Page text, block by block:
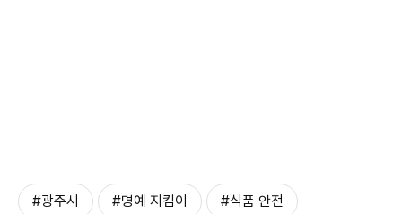
#광주시 #명예 지킴이 #식품 안전